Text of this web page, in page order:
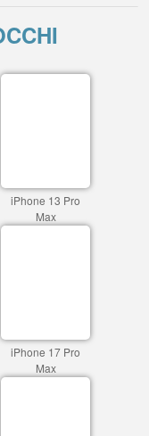
iPhone 13 Pro
Max
iPhone 17 Pro
Max